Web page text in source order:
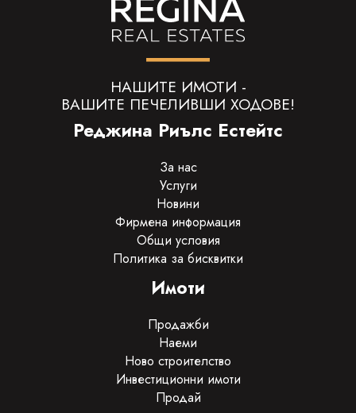
НАШИТЕ ИМОТИ -
ВАШИТЕ ПЕЧЕЛИВШИ ХОДОВЕ!
Реджина Риълс Естейтс
За нас
Услуги
Новини
Фирмена информация
Общи условия
Политика за бисквитки
Имоти
Продажби
Наеми
Ново строителство
Инвестиционни имоти
Продай